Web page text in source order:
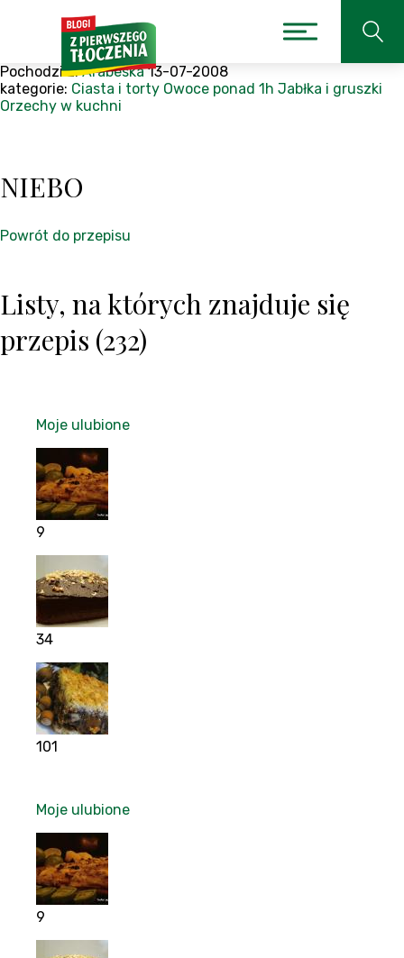
Pochodzi z:Arabeska 13-07-2008
kategorie: Ciasta i torty Owoce ponad 1h Jabłka i gruszki
Orzechy w kuchni
NIEBO
Powrót do przepisu
Listy, na których znajduje się
przepis (232)
Moje ulubione
9
34
101
Moje ulubione
9